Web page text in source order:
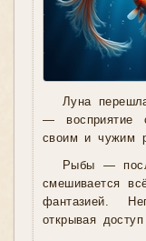
Луна
— восприятие
своим и чужим
Рыбы —
смешивается
фантазией.
открывая